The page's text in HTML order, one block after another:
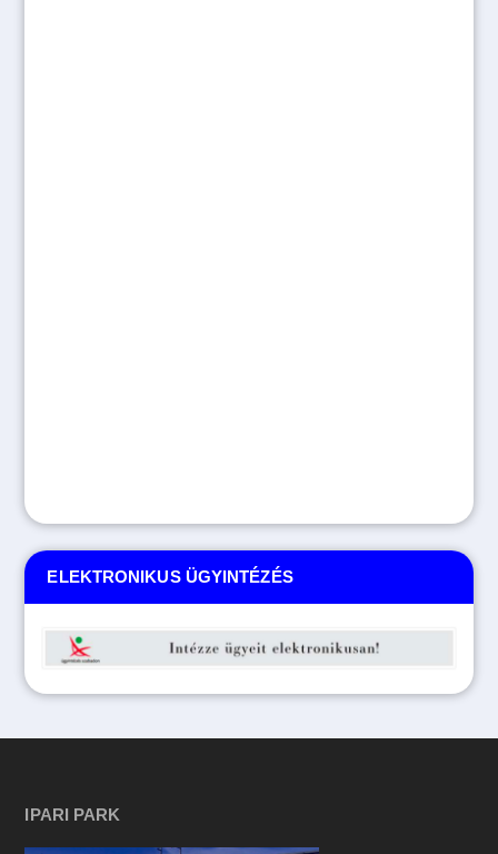
ELEKTRONIKUS ÜGYINTÉZÉS
IPARI PARK